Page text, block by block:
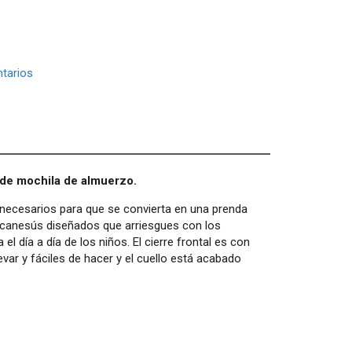
mochila de almuerzo.
para que se convierta en una prenda
diseñados que arriesgues con los
día a día de los niños. El cierre frontal es con
y fáciles de hacer y el cuello está acabado